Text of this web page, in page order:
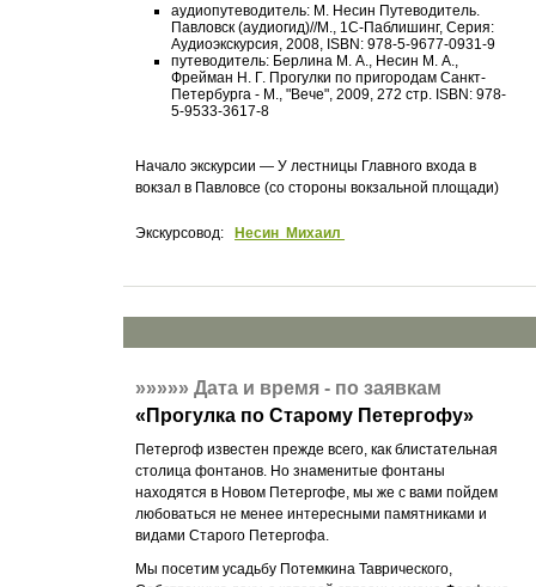
аудиопутеводитель: М. Несин Путеводитель.
Павловск (аудиогид)//М., 1С-Паблишинг, Серия:
Аудиоэкскурсия, 2008, ISBN: 978-5-9677-0931-9
путеводитель: Берлина М. А., Несин М. А.,
Фрейман Н. Г. Прогулки по пригородам Санкт-
Петербурга - М., "Вече", 2009, 272 стр. ISBN: 978-
5-9533-3617-8
Начало экскурсии — У лестницы Главного входа в
вокзал в Павловсе (со стороны вокзальной площади)
Экскурсовод: Несин Михаил
»»»»»Дата и время - по заявкам
« Прогулка по Старому Петергофу»
Петергоф известен прежде всего, как блистательная
столица фонтанов. Но знаменитые фонтаны
находятся в Новом Петергофе, мы же с вами пойдем
любоваться не менее интересными памятниками и
видами Старого Петергофа.
Мы посетим усадьбу Потемкина Таврического,